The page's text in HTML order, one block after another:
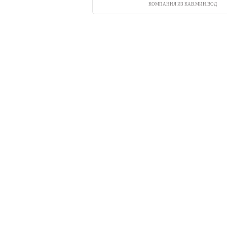
КОМПАНИЯ ИЗ КАВ.МИН.ВОД